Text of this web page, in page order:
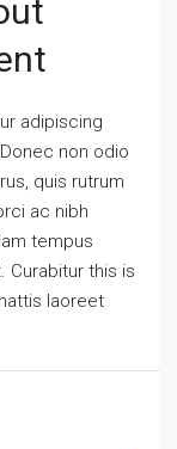
adipiscing
non odio
quis rutrum
ac nibh
tempus
Curabitur this is
laoreet